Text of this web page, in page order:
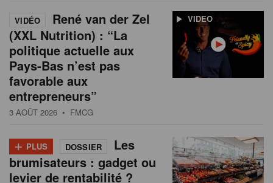
VIDEO
VIDÉO
René van der Zel
(XXL Nutrition) : “La
politique actuelle aux
Pays-Bas n’est pas
favorable aux
entrepreneurs”
3 AOÛT 2026 • FMCG
+ PLUS DOSSIER
Les
brumisateurs : gadget ou
levier de rentabilité ?